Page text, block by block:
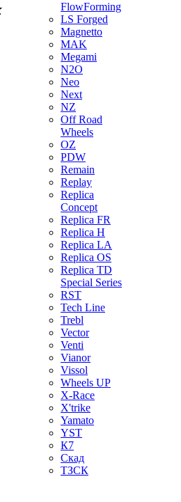
FlowForming
LS Forged
Magnetto
MAK
Megami
N2O
Neo
Next
NZ
Off Road
Wheels
OZ
PDW
Remain
Replay
Replica
Concept
Replica FR
Replica H
Replica LA
Replica OS
Replica TD
Special Series
RST
Tech Line
Trebl
Vector
Venti
Vianor
Vissol
Wheels UP
X-Race
X'trike
Yamato
YST
К7
Скад
ТЗСК